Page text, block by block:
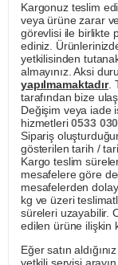
Kargonuz teslim
veya ürüne zarar
görevlisi ile birlikte
ediniz.
yetkilisinden
almayınız. Aksi
yapılmamaktadır.
tarafından bize
Değişim veya iade
hizmetleri0533
Sipariş
gösterilen tarih /
Kargo teslim
mesafelere göre
mesafelerden
kg ve üzeri
süreleri uzayabilir.
edilen ürüne ilişkin
Eğer satın